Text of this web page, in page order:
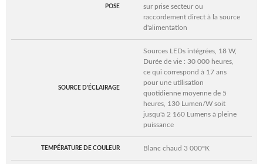
POSE
sur prise secteur ou
raccordement direct à la source
d'alimentation
SOURCE D'ÉCLAIRAGE
Sources LEDs intégrées, 18 W,
Durée de vie : 30 000 heures,
ce qui correspond à 17 ans
pour une utilisation
quotidienne moyenne de 5
heures, 130 Lumen/W soit
jusqu'à 2 160 Lumens à pleine
puissance
TEMPÉRATURE DE COULEUR Blanc chaud 3 000°K